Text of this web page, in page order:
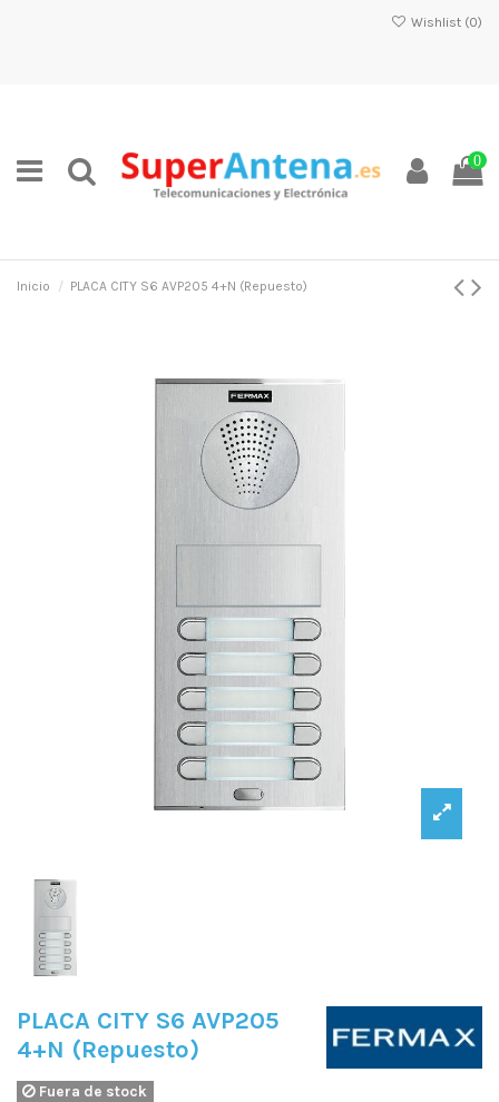
Wishlist (0)
0
Inicio PLACA CITY S6 AVP205 4+N (Repuesto)
PLACA CITY S6 AVP205
4+N (Repuesto)
Fuera de stock